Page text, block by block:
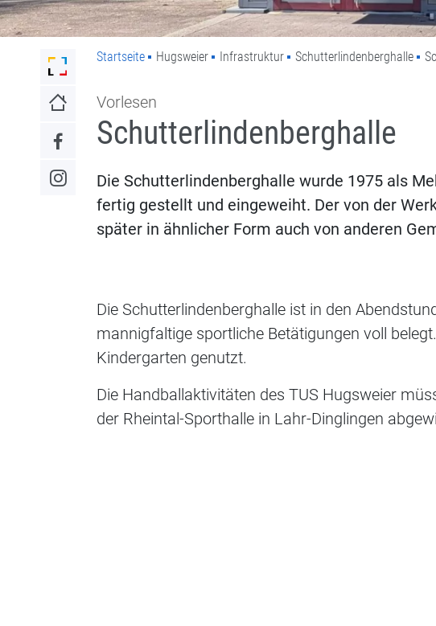
Link zur Startseite der Stadt Lahr
Link zur Startseite
Link zum Facebook-Auftritt
Link zum Instagram-Auftritt
Startseite Hugsweier Infrastruktur Schutterlindenberghalle
Vorlesen
Schutterlindenberghalle
Die Schutterlindenberghalle wurde 1975 als
fertig gestellt und eingeweiht. Der von der
später in ähnlicher Form auch von anderen
Die Schutterlindenberghalle ist in den
mannigfaltige sportliche Betätigungen voll
Kindergarten genutzt.
Die Handballaktivitäten des TUS Hugsweier
der Rheintal-Sporthalle in Lahr-Dinglingen